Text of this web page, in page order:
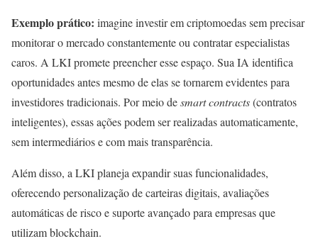
Exemplo prático: imagine investir em criptomoedas sem precisar
monitorar o mercado constantemente ou contratar especialistas
caros. A LKI promete preencher esse espaço. Sua IA identifica
oportunidades antes mesmo de elas se tornarem evidentes para
investidores tradicionais. Por meio desmart contracts(contratos
inteligentes), essas ações podem ser realizadas automaticamente,
sem intermediários e com mais transparência.
Além disso, a LKI planeja expandir suas funcionalidades,
oferecendo personalização de carteiras digitais, avaliações
automáticas de risco e suporte avançado para empresas que
utilizam blockchain.